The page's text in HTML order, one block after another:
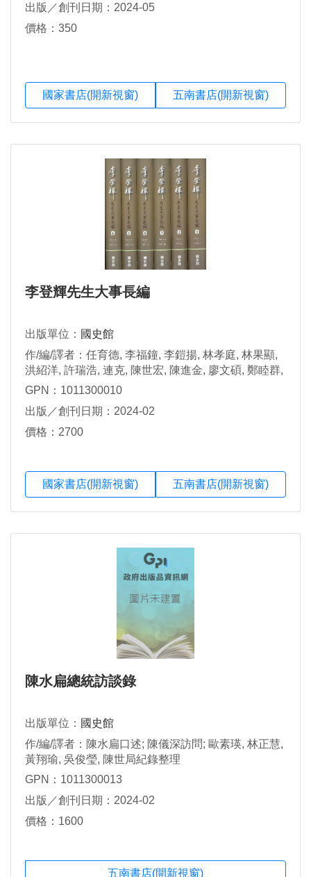
出版／創刊日期：2024-05
價格：350
國家書店(開新視窗) 五南書店(開新視窗)
李登輝先生大事長編
出版單位： 國史館
作/編/譯者：任育德, 李福鐘, 李鎧揚, 林孝庭, 林果顯,
洪紹洋, 許瑞浩, 連克, 陳世宏, 陳進金, 廖文碩, 鄭睦群,
盧啟明, 蘇瑞鏘撰稿; 歐素瑛, 張世瑛, 林秋敏, 陳世局,
GPN：1011300010
出版／創刊日期：2024-02
價格：2700
國家書店(開新視窗) 五南書店(開新視窗)
陳水扁總統訪談錄
出版單位： 國史館
作/編/譯者：陳水扁口述; 陳儀深訪問; 歐素瑛, 林正慧,
黃翔瑜, 吳俊瑩, 陳世局紀錄整理
GPN：1011300013
出版／創刊日期：2024-02
價格：1600
五南書店(開新視窗)